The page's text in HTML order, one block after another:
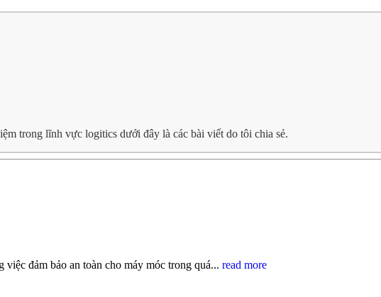
trong lĩnh vực logitics dưới đây là các bài viết do tôi chia sẻ.
đảm bảo an toàn cho máy móc trong quá... read more